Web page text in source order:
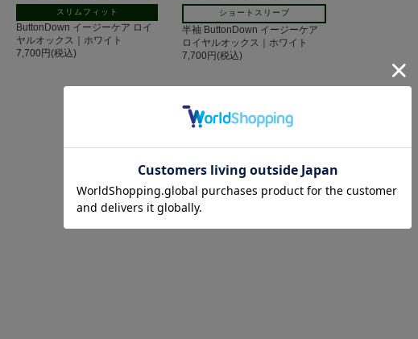
スリムフィット
ButtonDown イージーケア ロイ
ヤルオックス｜ホワイト
7,700円(税込)
ショートスリーブ
半袖 ButtonDown イージーケア
ロイヤルオックス｜ホワイト
7,700円(税込)